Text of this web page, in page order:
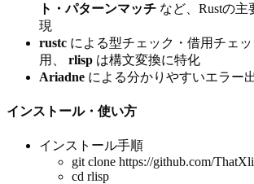
ト・パターンマッチ など、Rustの主
現
rustc による型チェック・借用チェ
用、 rlisp は構文変換に特化
Ariadne による分かりやすいエラー
インストール・使い方
インストール手順
git clone https://github.com/
cd rlisp